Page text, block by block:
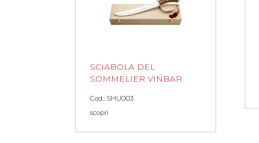
SCIABOLA DEL
SOMMELIER VINBAR
Cod.: SHU003
scopri